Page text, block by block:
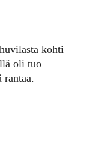
kohti
oli tuo
rantaa.